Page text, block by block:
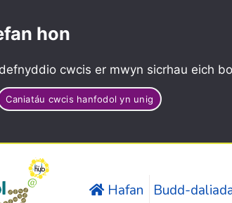
hon
cwcis er mwyn sicrhau eich
Caniatáu cwcis hanfodol yn unig
Hafan Budd-